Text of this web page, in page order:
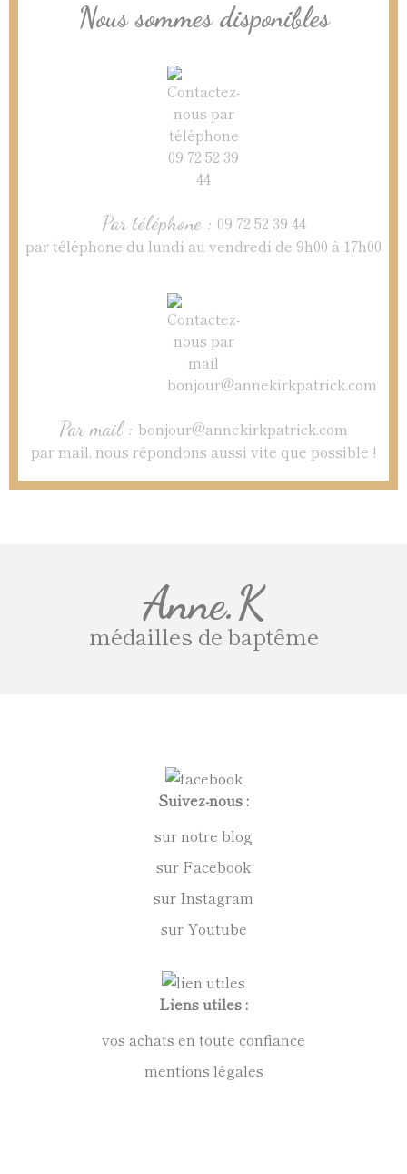
Nous sommes disponibles
Par téléphone : 09 72 52 39 44
par téléphone du lundi au vendredi de 9h00 à 17h00
Par mail : bonjour@annekirkpatrick.com
par mail, nous répondons aussi vite que possible !
Anne.K
médailles de baptême
Suivez-nous :
sur notre blog
sur Facebook
sur Instagram
sur Youtube
Liens utiles :
vos achats en toute confiance
mentions légales